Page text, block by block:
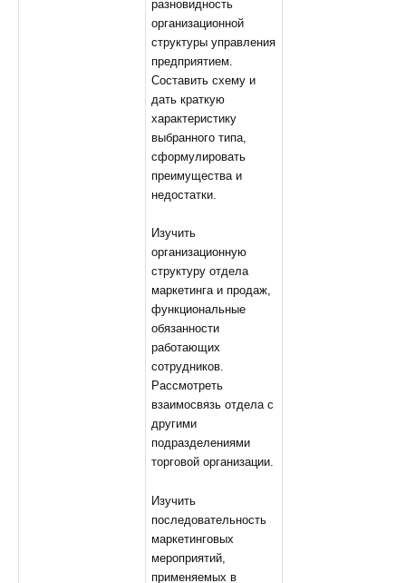
разновидность
организационной
структуры управления
предприятием.
Составить схему и
дать краткую
характеристику
выбранного типа,
сформулировать
преимущества и
недостатки.
Изучить
организационную
структуру отдела
маркетинга и продаж,
функциональные
обязанности
работающих
сотрудников.
Рассмотреть
взаимосвязь отдела с
другими
подразделениями
торговой организации.
Изучить
последовательность
маркетинговых
мероприятий,
применяемых в